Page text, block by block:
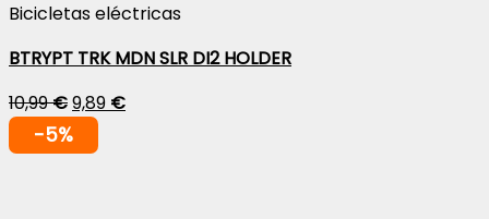
Bicicletas eléctricas
BTRYPT TRK MDN SLR DI2 HOLDER
10,99€9,89 €
-5%